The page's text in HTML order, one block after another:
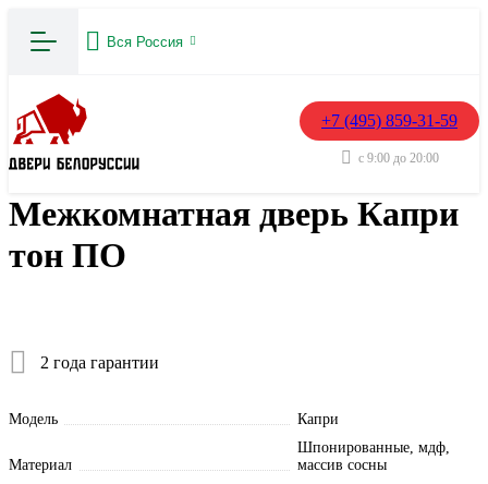
Вся Россия
+7 (495) 859-31-59
с 9:00 до 20:00
Межкомнатная дверь Капри
тон ПО
2 года гарантии
Модель Капри
Материал
Шпонированные, мдф,
массив сосны